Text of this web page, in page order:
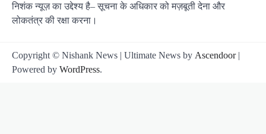
निशंक न्यूज़ का उद्देश्य है– सूचना के अधिकार को मज़बूती देना और
लोकतंत्र की रक्षा करना।
Copyright © Nishank News | Ultimate News by Ascendoor|
Powered by WordPress.